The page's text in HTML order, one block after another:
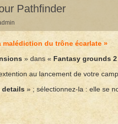
Pathfinder
malédiction du trône écarlate »
» dans « Fantasy grounds 2
au lancement de votre
details » ; sélectionnez-la : elle se